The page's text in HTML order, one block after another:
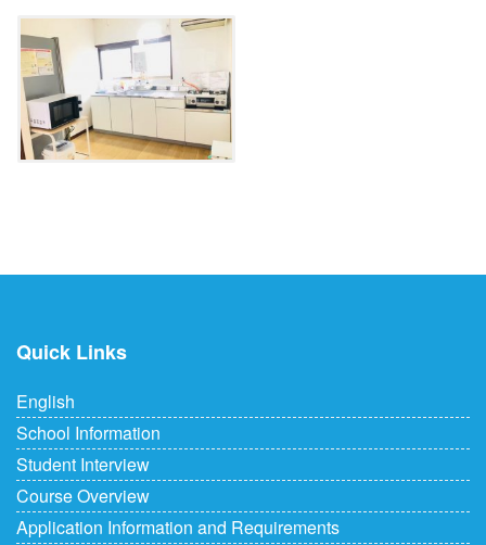
Quick Links
English
School Information
Student Interview
Course Overview
Application Information and Requirements